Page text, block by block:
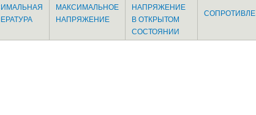
МАКСИМАЛЬНОЕ
НАПРЯЖЕНИЕ
НАПРЯЖЕНИЕ
В ОТКРЫТОМ
СОСТОЯНИИ